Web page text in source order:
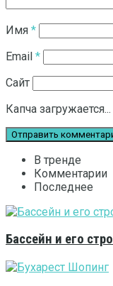
Имя *
Email *
Сайт
Капча загружается...
В тренде
Комментарии
Последнее
Бассейн и его